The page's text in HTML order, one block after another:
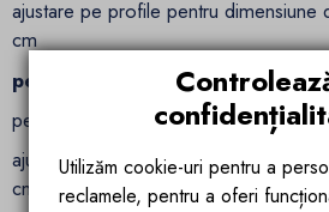
ajustare pe profile pentru dimensiune
cm
pentru dimensiunea de 140 cm:
perete usa glisanta de 6 mm:
ajustare pe profile pentru dimensiune
cm
Utilizăm cookie-uri pentru a
reclamele, pentru a oferi